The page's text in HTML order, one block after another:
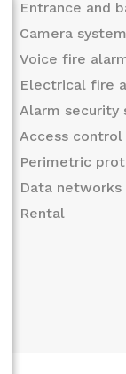
Entrance and
Camera
Voice fire
Electrical fire
Alarm security
Access
Perimetric
Data
Rental